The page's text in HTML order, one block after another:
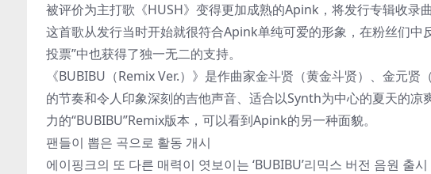
被评价为主打歌《HUSH》变得更加成熟的Apink，将发行专辑收录
这首歌从发行当时开始就很符合Apink单纯可爱的形象，在粉丝们
投票”中也获得了独一无二的支持。
《BUBIBU（Remix Ver.）》是作曲家金斗贤（黄金斗贤）、金元
的节奏和令人印象深刻的吉他声音、适合以Synth为中心的夏天的
力的“BUBIBU”Remix版本，可以看到Apink的另一种面貌。
팬들이 뽑은 곡으로 활동 개시
에이핑크의 또 다른 매력이 엿보이는 ‘BUBIBU’리믹스 버전 음원 출시